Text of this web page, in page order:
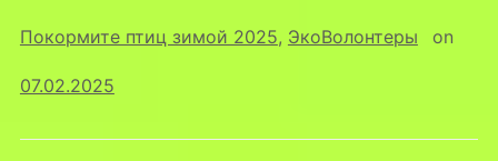
Покормите птиц зимой 2025, ЭкоВолонтеры on
07.02.2025